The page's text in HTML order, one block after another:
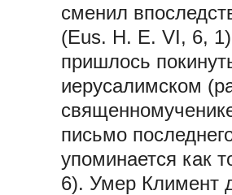
сменил
(Eus. H. E. VI, 6,
пришлось
иерусалимском
письмо
упоминается как
6). Умер Климент